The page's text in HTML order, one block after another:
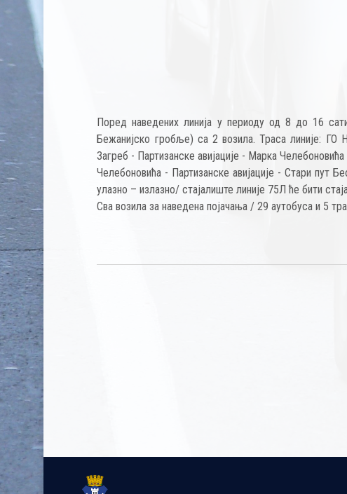
Поред наведених линија у периоду од 8 до 16
Бежанијско гробље) са 2 возила. Траса линије:
Загреб - Партизанске авијације - Марка
Челебоновића - Партизанске авијације - Стари пут
улазно – излазно/ стајалиште линије 75Л ће бити
Сва возила за наведена појачања / 29 аутобуса и 5